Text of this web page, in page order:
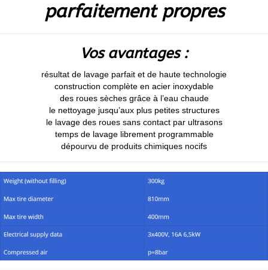
parfaitement propres
Vos avantages :
résultat de lavage parfait et de haute technologie
construction complète en acier inoxydable
des roues sèches grâce à l’eau chaude
le nettoyage jusqu’aux plus petites structures
le lavage des roues sans contact par ultrasons
temps de lavage librement programmable
dépourvu de produits chimiques nocifs